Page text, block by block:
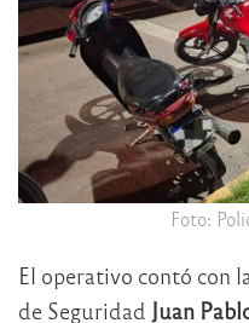
Foto:
El operativo contó con
de Seguridad Juan